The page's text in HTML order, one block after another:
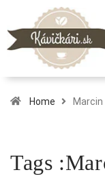
Home
Tags